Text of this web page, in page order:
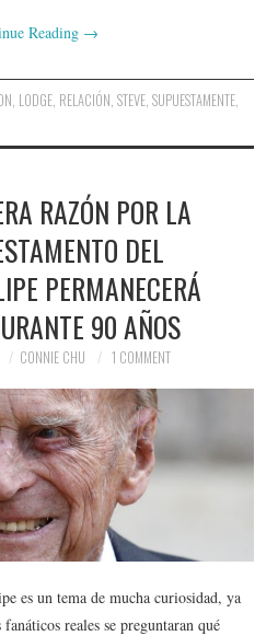
Reading →
, LODGE, RELACIÓN, STEVE, SUPUESTAMENTE,
RAZÓN POR LA
DEL
PERMANECERÁ
90 AÑOS
CONNIE CHU 1 COMMENT
es un tema de mucha curiosidad, ya
reales se preguntaran qué